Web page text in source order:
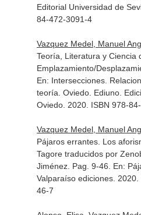
Editorial Universidad de
84-472-3091-4
Vazquez Medel, Manuel
Teoría, Literatura y Ciencia
Emplazamiento/
En: Intersecciones.
teoría . Oviedo. Ediuno.
Oviedo. 2020. ISBN 978-
Vazquez Medel, Manuel
Pájaros errantes. Los
Tagore traducidos por
Jiménez. Pag. 9-46. En:
Valparaíso ediciones.
46-7